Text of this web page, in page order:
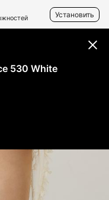
Установить
530 White